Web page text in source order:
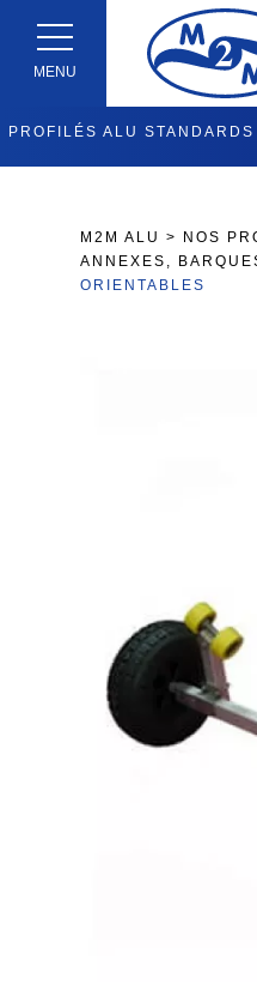
MENU
PROFILÉS ALU STANDARDS
M2M ALU > NOS
ANNEXES,
ORIENTABLES